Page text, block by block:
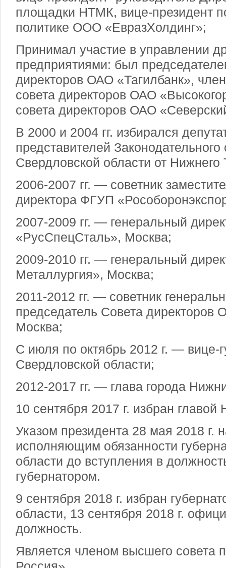
площадки НТМК, вице-президент
политике ООО «ЕвразХолдинг»;
Принимал участие в управлении
предприятиями: был
директоров ОАО «Тагилбанк»,
совета директоров ОАО
совета директоров ОАО
В 2000 и 2004 гг. избирался
представителей
Свердловской области от Нижнего
2006-2007 гг. — советник
директора ФГУП
2007-2009 гг. — генеральный
«РусСпецСталь», Москва;
2009-2010 гг. — генеральный
Металлургия», Москва;
2011-2012 гг. — советник
председатель Совета директоров
Москва;
С июля по октябрь 2012 г. — вице-
Свердловской области;
2012-2017 гг. — глава города
10 сентября 2017 г. избран главой
Указом президента 28 мая 2018 г.
исполняющим обязанности
области до вступления в
губернатором.
9 сентября 2018 г. избран
области, 13 сентября 2018 г.
должность.
Является членом высшего совета